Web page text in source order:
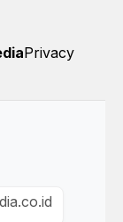
Privacy